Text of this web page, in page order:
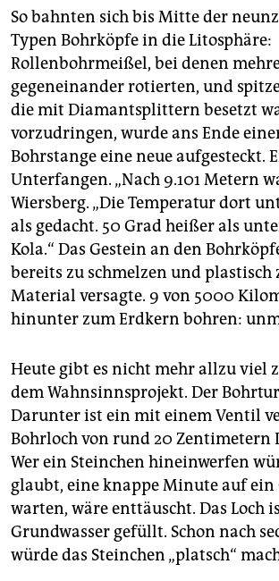
So bahnten sich bis Mitte der
Typen Bohrköpfe in die Litosphäre:
Rollenbohrmeißel, bei denen
gegeneinander rotierten, und
die mit Diamantsplittern besetzt
vorzudringen, wurde ans Ende
Bohrstange eine neue aufgesteckt.
Unterfangen. „Nach 9.101 Metern
Wiersberg. „Die Temperatur dort
als gedacht. 50 Grad heißer als
Kola.“ Das Gestein an den
bereits zu schmelzen und plastisch
Material versagte. 9 von 5000
hinunter zum Erdkern bohren:
Heute gibt es nicht mehr allzu viel
dem Wahnsinns­projekt. Der
Darunter ist ein mit einem Ventil
Bohrloch von rund 20 Zentimetern
Wer ein Steinchen hineinwerfen
glaubt, eine knappe Minute auf ein
warten, wäre enttäuscht. Das Loch
Grundwasser gefüllt. Schon nach
würde das Steinchen „platsch“